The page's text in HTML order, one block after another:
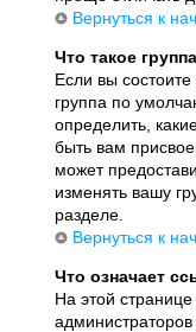
Вернуться к
Что такое
Если вы
группа по
определить,
быть вам
может
изменять вашу
разделе.
Вернуться к
Что означает
На этой